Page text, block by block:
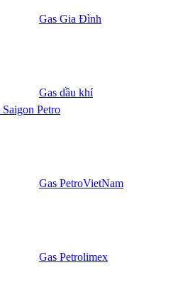
Gas Gia Đình
Gas dầu khí
Saigon Petro
Gas PetroVietNam
Gas Petrolimex